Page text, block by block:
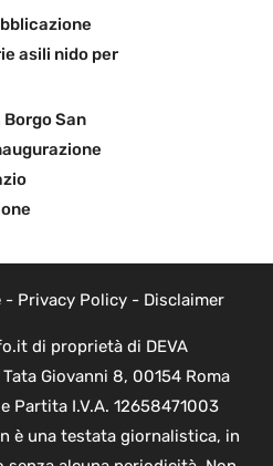
asili nido per
San
- Privacy Policy- Disclaimer
di proprietà di DEVA
Tata Giovanni 8, 00154 Roma
Partita I.V.A. 12658471003
è una testata giornalistica, in